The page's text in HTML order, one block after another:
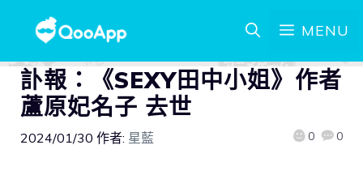
MENU
訃報：《SEXY田中小姐》作者
蘆原妃名子 去世
2024/01/30 作者: 星藍 0 0